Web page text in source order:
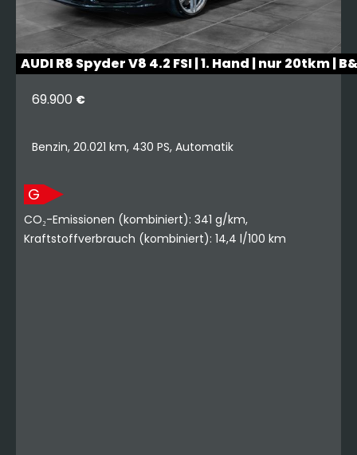
AUDI R8 Spyder V8 4.2 FSI | 1. Hand | nur 20tkm |
69.900 €
Benzin, 20.021 km, 430 PS, Automatik
G
CO₂-Emissionen (kombiniert): 341 g/km,
Kraftstoffverbrauch (kombiniert): 14,4 l/100 km